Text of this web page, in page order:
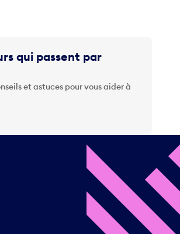
qui passent par
et astuces pour vous aider à